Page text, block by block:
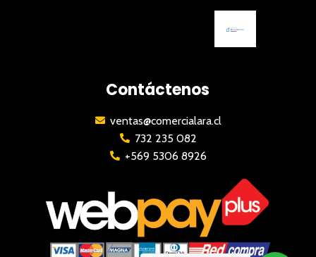
Contáctenos
ventas@comercialara.cl
732 235 082
+569 5306 8926